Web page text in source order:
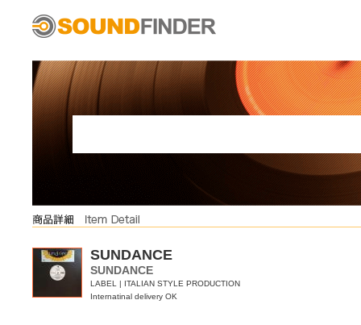
SUNDANCE
SUNDANCE
LABEL | ITALIAN STYLE PRODUCTION
Internatinal delivery OK